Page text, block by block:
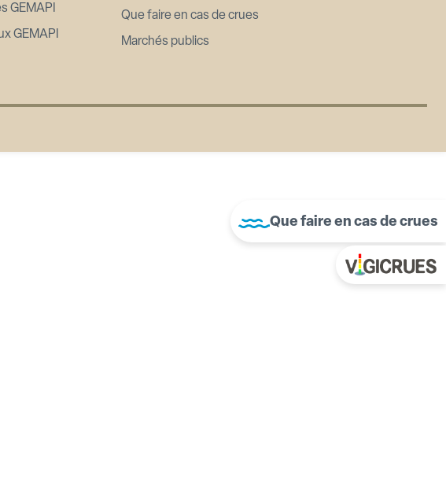
GEMAPI
GEMAPI
Que faire en cas de crues
Marchés publics
Que faire en cas de crues